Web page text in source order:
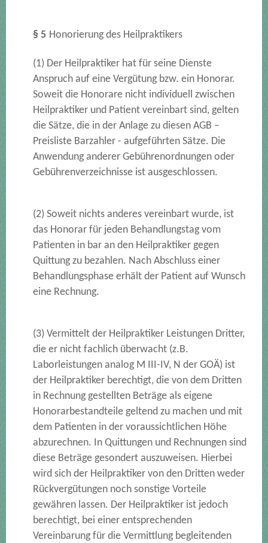
§ 5 Honorierung des Heilpraktikers
(1) Der Heilpraktiker hat für seine Dienste
Anspruch auf eine Vergütung bzw. ein Honorar.
Soweit die Honorare nicht individuell zwischen
Heilpraktiker und Patient vereinbart sind, gelten
die Sätze, die in der Anlage zu diesen AGB –
Preisliste Barzahler - aufgeführten Sätze. Die
Anwendung anderer Gebührenordnungen oder
Gebührenverzeichnisse ist ausgeschlossen.
(2) Soweit nichts anderes vereinbart wurde, ist
das Honorar für jeden Behandlungstag vom
Patienten in bar an den Heilpraktiker gegen
Quittung zu bezahlen. Nach Abschluss einer
Behandlungsphase erhält der Patient auf Wunsch
eine Rechnung.
(3) Vermittelt der Heilpraktiker Leistungen Dritter,
die er nicht fachlich überwacht (z.B.
Laborleistungen analog M III-IV, N der GOÄ) ist
der Heilpraktiker berechtigt, die von dem Dritten
in Rechnung gestellten Beträge als eigene
Honorarbestandteile geltend zu machen und mit
dem Patienten in der voraussichtlichen Höhe
abzurechnen. In Quittungen und Rechnungen sind
diese Beträge gesondert auszuweisen. Hierbei
wird sich der Heilpraktiker von den Dritten weder
Rückvergütungen noch sonstige Vorteile
gewähren lassen. Der Heilpraktiker ist jedoch
berechtigt, bei einer entsprechenden
Vereinbarung für die Vermittlung begleitenden